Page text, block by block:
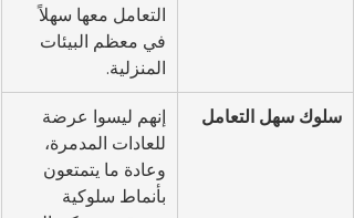
التعامل معها سهلاً
في معظم البيئات
المنزلية.
سلوك سهل التعامل
إنهم ليسوا عرضة
للعادات المدمرة،
وعادة ما يتمتعون
بأنماط سلوكية